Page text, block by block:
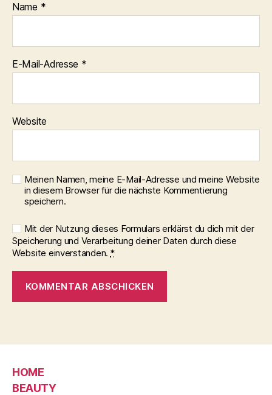
Name *
E-Mail-Adresse *
Website
Meinen Namen, meine E-Mail-Adresse und meine Website
in diesem Browser für die nächste Kommentierung
speichern.
Mit der Nutzung dieses Formulars erklärst du dich mit der
Speicherung und Verarbeitung deiner Daten durch diese
Website einverstanden. *
HOME
BEAUTY